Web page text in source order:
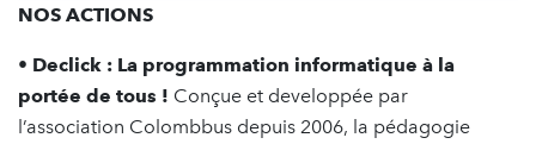
NOS ACTIONS
• Declick : La programmation informatique à la
portée de tous ! Conçue et developpée par
l’association Colombbus depuis 2006, la pédagogie